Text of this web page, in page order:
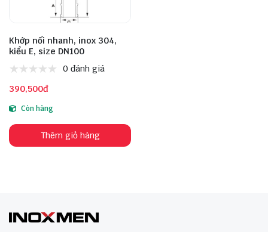
Khớp nối nhanh, inox 304,
kiểu E, size DN100
0 đánh giá
390,500đ
Còn hàng
Thêm giỏ hàng